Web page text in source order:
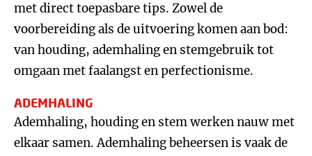
met direct toepasbare tips. Zowel de
voorbereiding als de uitvoering komen aan bod:
van houding, ademhaling en stemgebruik tot
omgaan met faalangst en perfectionisme.
ADEMHALING
Ademhaling, houding en stem werken nauw met
elkaar samen. Ademhaling beheersen is vaak de